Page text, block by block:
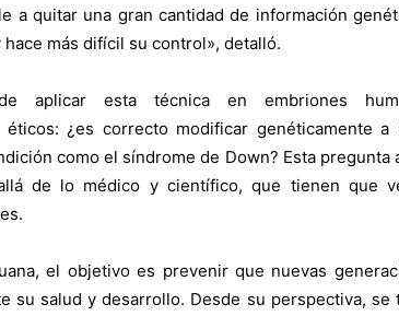
a quitar una gran cantidad de información
más difícil su control», detalló.
aplicar esta técnica en embriones
éticos: ¿es correcto modificar genéticamente
como el síndrome de Down? Esta
de lo médico y científico, que tienen que
el objetivo es prevenir que nuevas
su salud y desarrollo. Desde su perspectiva, se